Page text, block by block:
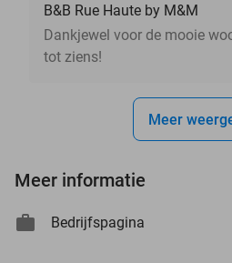
B&B Rue Haute by M&M
Dankjewel voor de mooie
tot ziens!
Meer
Meer informatie
Bedrijfspagina